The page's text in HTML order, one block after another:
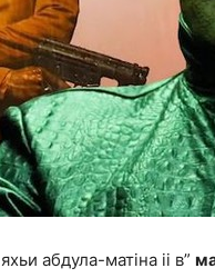
абдула-матіна ii в”